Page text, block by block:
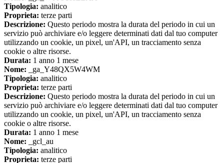
Tipologia: analitico
Proprieta: terze parti
Descrizione: Questo periodo mostra la durata del periodo in cui un
servizio può archiviare e/o leggere determinati dati dal tuo computer
utilizzando un cookie, un pixel, un'API, un tracciamento senza
cookie o altre risorse.
Durata: 1 anno 1 mese
Nome: _ga_Y48QX5W4WM
Tipologia: analitico
Proprieta: terze parti
Descrizione: Questo periodo mostra la durata del periodo in cui un
servizio può archiviare e/o leggere determinati dati dal tuo computer
utilizzando un cookie, un pixel, un'API, un tracciamento senza
cookie o altre risorse.
Durata: 1 anno 1 mese
Nome: _gcl_au
Tipologia: analitico
Proprieta: terze parti